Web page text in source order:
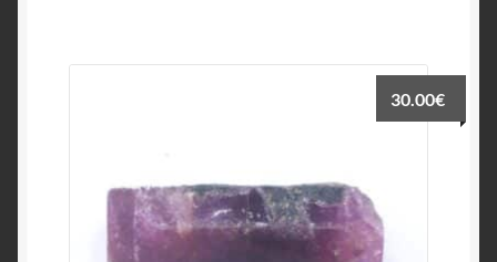
30.00€